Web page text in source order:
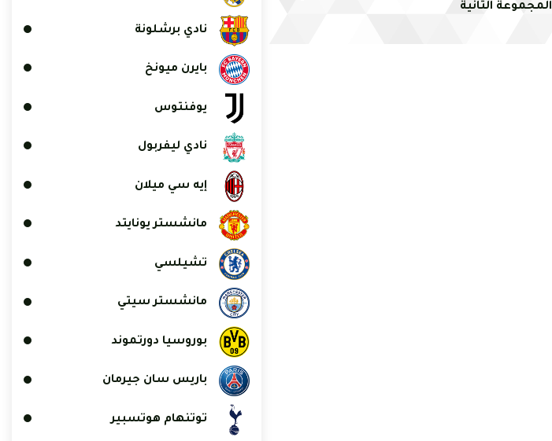
المجموعة الثانية
نادي برشلونة
بايرن ميونخ
يوفنتوس
نادي ليفربول
إيه سي ميلان
مانشستر يونايتد
تشيلسي
مانشستر سيتي
بوروسيا دورتموند
باريس سان جيرمان
توتنهام هوتسبير